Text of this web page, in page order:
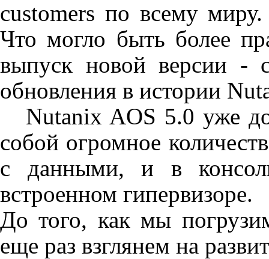
customers по всему
Что могло быть более
выпуск новой версии -
обновления в истории
Nutanix AOS 5.0 уже
собой огромное
с данными, и в
встроенном гипервизоре.
До того, как мы
еще раз взглянем на